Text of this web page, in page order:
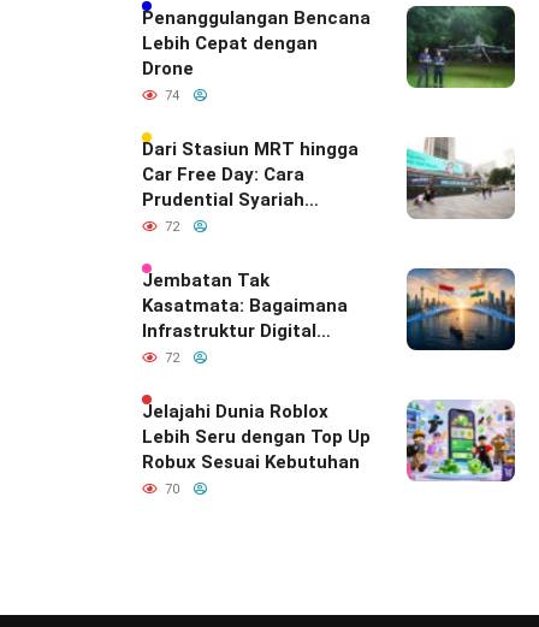
Penanggulangan Bencana
Lebih Cepat dengan
Drone
74
Dari Stasiun MRT hingga
Car Free Day: Cara
Prudential Syariah
Merayakan yang Nomor
Indonesia
72
Jembatan Tak
Kasatmata: Bagaimana
Infrastruktur Digital
Diam-Diam
Hubungan Indonesia–
India
72
Jelajahi Dunia Roblox
Lebih Seru dengan Top Up
Robux Sesuai Kebutuhan
70